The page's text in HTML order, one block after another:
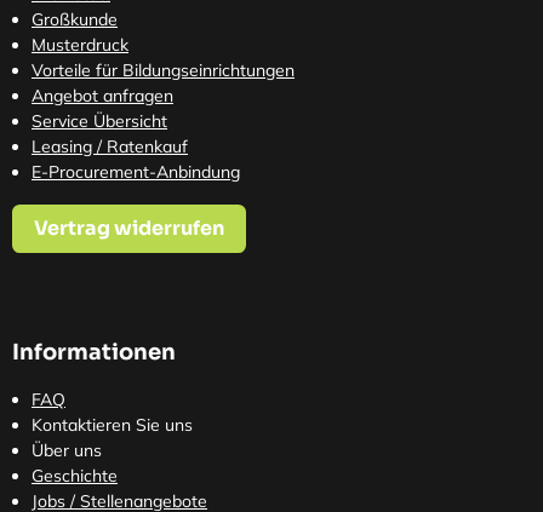
Großkunde
Musterdruck
Vorteile für Bildungseinrichtungen
Angebot anfragen
Service Übersicht
Leasing / Ratenkauf
E-Procurement-Anbindung
Vertrag widerrufen
Informationen
FAQ
Kontaktieren Sie uns
Über uns
Geschichte
Jobs / Stellenangebote